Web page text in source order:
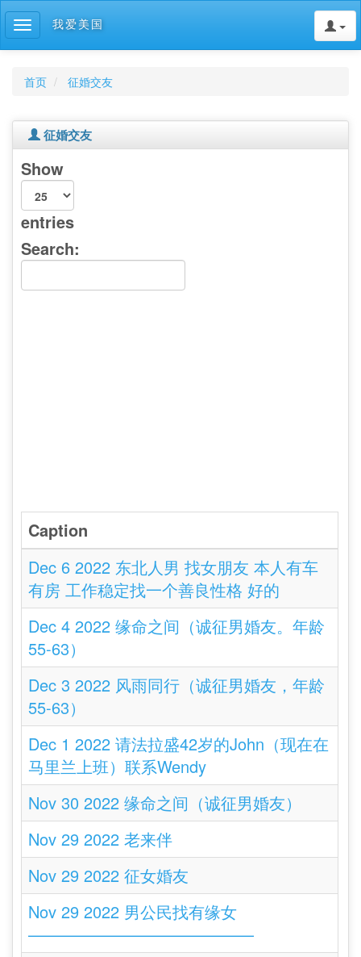
Toggle
navigation
我爱美国
首页 征婚交友
征婚交友
Show
entries
Search:
Caption
Dec 6 2022 东北人男 找女朋友 本人有车
有房 工作稳定找一个善良性格 好的
Dec 4 2022 缘命之间（诚征男婚友。年龄
55-63）
Dec 3 2022 风雨同行（诚征男婚友，年龄
55-63）
Dec 1 2022 请法拉盛42岁的John（现在在
马里兰上班）联系Wendy
Nov 30 2022 缘命之间（诚征男婚友）
Nov 29 2022 老来伴
Nov 29 2022 征女婚友
Nov 29 2022 男公民找有缘女
——————————————